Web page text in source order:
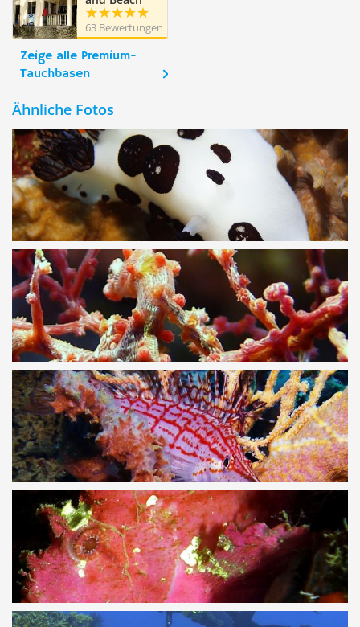
Resort,
Sipalay,
Negros
Occidental
63 Bewertungen
Zeige alle Premium-
Tauchbasen
Ähnliche Fotos